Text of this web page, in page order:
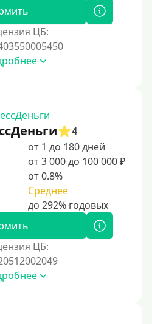
ЦБ:
4
от 1 до 180 дней
от 3 000 до 100 000 ₽
от 0.8%
Среднее
ЦБ: